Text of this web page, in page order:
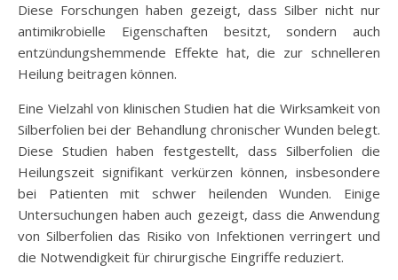
Diese Forschungen haben gezeigt, dass Silber nicht nur
antimikrobielle Eigenschaften besitzt, sondern auch
entzündungshemmende Effekte hat, die zur schnelleren
Heilung beitragen können.
Eine Vielzahl von klinischen Studien hat die Wirksamkeit von
Silberfolien bei der Behandlung chronischer Wunden belegt.
Diese Studien haben festgestellt, dass Silberfolien die
Heilungszeit signifikant verkürzen können, insbesondere
bei Patienten mit schwer heilenden Wunden. Einige
Untersuchungen haben auch gezeigt, dass die Anwendung
von Silberfolien das Risiko von Infektionen verringert und
die Notwendigkeit für chirurgische Eingriffe reduziert.